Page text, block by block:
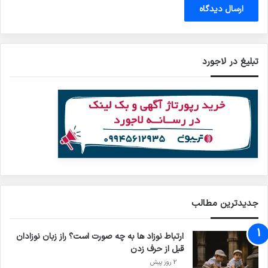
تبلیغ در لاجورد
جدیدترین مطالب
ارتباط نوزاد ها به چه صورت است؟ راز زبان نوزادان
قبل از حرف زدن
2 روز پیش